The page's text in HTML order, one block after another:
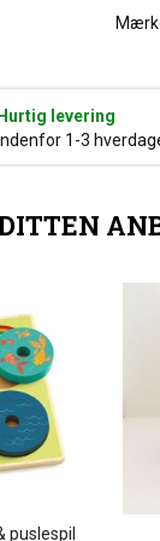
Hurtig levering
Indenfor 1-3
puslespil